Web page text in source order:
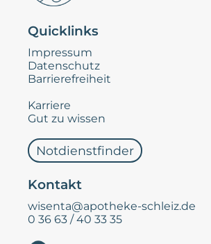
Quicklinks
Impressum
Datenschutz
Barrierefreiheit
Karriere
Gut zu wissen
Notdienstfinder
Kontakt
wisenta@apotheke-schleiz.de
0 36 63 / 40 33 35